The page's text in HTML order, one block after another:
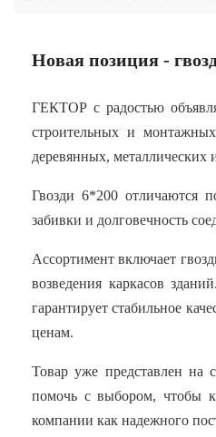
Новая позиция -
ГЕКТОР с радостью
строительных и
деревянных,
Гвозди 6*200 отличаются
забивки и долговечность
Ассортимент включает
возведения каркасов
гарантирует стабильное
ценам.
Товар уже представлен на
помочь с выбором, чтобы
компании как надежного